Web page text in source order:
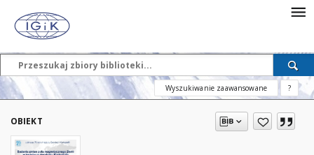
Wyszukiwanie zaawansowane ?
OBIEKT